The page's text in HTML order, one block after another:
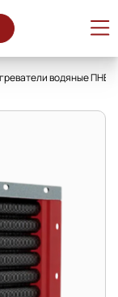
водяные ПНВ